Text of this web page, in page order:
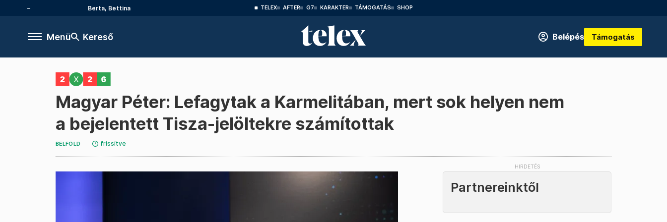
Berta, Bettina TELEX AFTER G7 KARAKTER TÁMOGATÁS SHOP
Menü Kereső Belépés Támogatás
Magyar Péter: Lefagytak a Karmelitában, mert sok helyen nem
a bejelentett Tisza-jelöltekre számítottak
BELFÖLD frissítve
Partnereinktől